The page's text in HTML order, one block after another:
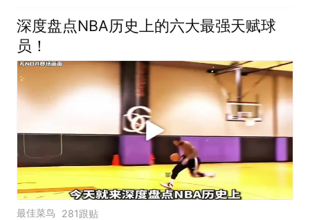
深度盘点NBA历史上的六大最强天赋球
员！
最佳菜鸟 281跟贴